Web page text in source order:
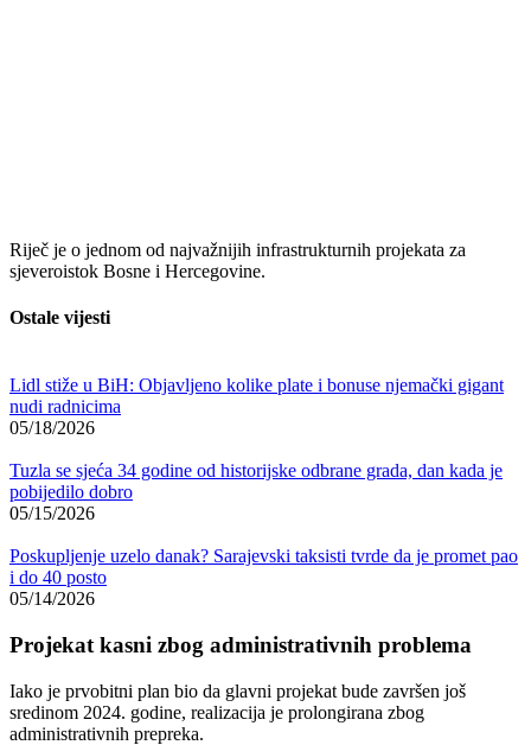
Riječ je o jednom od najvažnijih infrastrukturnih projekata za
sjeveroistok Bosne i Hercegovine.
Ostale vijesti
Lidl stiže u BiH: Objavljeno kolike plate i bonuse njemački gigant
nudi radnicima
05/18/2026
Tuzla se sjeća 34 godine od historijske odbrane grada, dan kada je
pobijedilo dobro
05/15/2026
Poskupljenje uzelo danak? Sarajevski taksisti tvrde da je promet pao
i do 40 posto
05/14/2026
Projekat kasni zbog administrativnih problema
Iako je prvobitni plan bio da glavni projekat bude završen još
sredinom 2024. godine, realizacija je prolongirana zbog
administrativnih prepreka.